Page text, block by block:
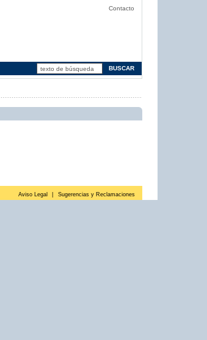
Contacto
Aviso Legal Sugerencias y Reclamaciones